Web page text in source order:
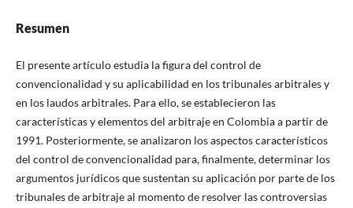
Resumen
El presente artículo estudia la figura del control de
convencionalidad y su aplicabilidad en los tribunales arbitrales y
en los laudos arbitrales. Para ello, se establecieron las
características y elementos del arbitraje en Colombia a partir de
1991. Posteriormente, se analizaron los aspectos característicos
del control de convencionalidad para, finalmente, determinar los
argumentos jurídicos que sustentan su aplicación por parte de los
tribunales de arbitraje al momento de resolver las controversias